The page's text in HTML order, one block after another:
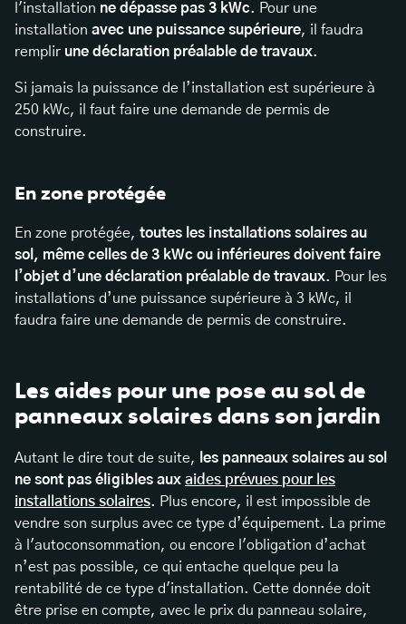
l'installation ne dépasse pas 3 kWc. Pour une
installation avec une puissance supérieure, il faudra
remplir une déclaration préalable de travaux.
Si jamais la puissance de l’installation est supérieure à
250 kWc, il faut faire une demande de permis de
construire.
En zone protégée
En zone protégée, toutes les installations solaires au
sol, même celles de 3 kWc ou inférieures doivent faire
l’objet d’une déclaration préalable de travaux. Pour les
installations d’une puissance supérieure à 3 kWc, il
faudra faire une demande de permis de construire.
Les aides pour une pose au sol de
panneaux solaires dans son jardin
Autant le dire tout de suite,
les panneaux solaires au sol
ne sont pas éligibles aux aides prévues pour les
installations solaires. Plus encore, il est impossible de
vendre son surplus avec ce type d’équipement. La prime
à l'autoconsommation, ou encore l'obligation d’achat
n’est pas possible, ce qui entache quelque peu la
rentabilité de ce type d'installation. Cette donnée doit
être prise en compte, avec le prix du panneau solaire,